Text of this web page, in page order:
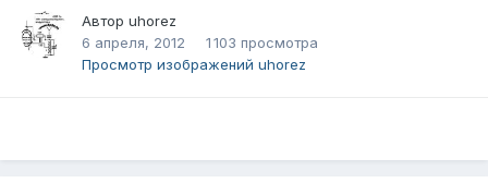
Автор uhorez
6 апреля, 2012
1 103 просмотра
Просмотр изображений uhorez